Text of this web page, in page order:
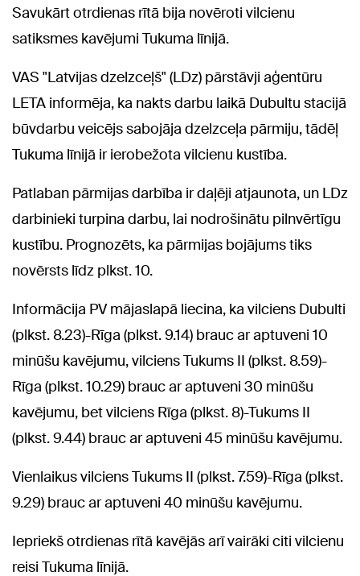
Savukārt otrdienas rītā bija novēroti vilcienu
satiksmes kavējumi Tukuma līnijā.
VAS "Latvijas dzelzceļš" (LDz) pārstāvji aģentūru
LETA informēja, ka nakts darbu laikā Dubultu stacijā
būvdarbu veicējs sabojāja dzelzceļa pārmiju, tādēļ
Tukuma līnijā ir ierobežota vilcienu kustība.
Patlaban pārmijas darbība ir daļēji atjaunota, un LDz
darbinieki turpina darbu, lai nodrošinātu pilnvērtīgu
kustību. Prognozēts, ka pārmijas bojājums tiks
novērsts līdz plkst. 10.
Informācija PV mājaslapā liecina, ka vilciens Dubulti
(plkst. 8.23)-Rīga (plkst. 9.14) brauc ar aptuveni 10
minūšu kavējumu, vilciens Tukums II (plkst. 8.59)-
Rīga (plkst. 10.29) brauc ar aptuveni 30 minūšu
kavējumu, bet vilciens Rīga (plkst. 8)-Tukums II
(plkst. 9.44) brauc ar aptuveni 45 minūšu kavējumu.
Vienlaikus vilciens Tukums II (plkst. 7.59)-Rīga (plkst.
9.29) brauc ar aptuveni 40 minūšu kavējumu.
Iepriekš otrdienas rītā kavējās arī vairāki citi vilcienu
reisi Tukuma līnijā.